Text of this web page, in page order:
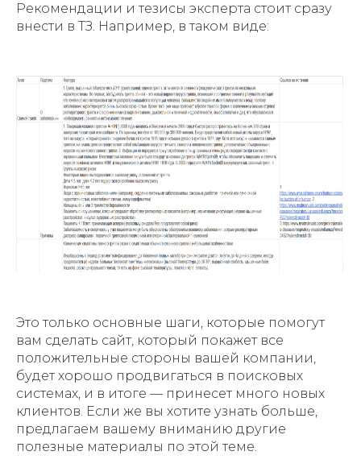
Рекомендации и тезисы эксперта стоит сразу
внести в ТЗ. Например, в таком виде:
Это только основные шаги, которые помогут
вам сделать сайт, который покажет все
положительные стороны вашей компании,
будет хорошо продвигаться в поисковых
системах, и в итоге — принесет много новых
клиентов. Если же вы хотите узнать больше,
предлагаем вашему вниманию другие
полезные материалы по этой теме.